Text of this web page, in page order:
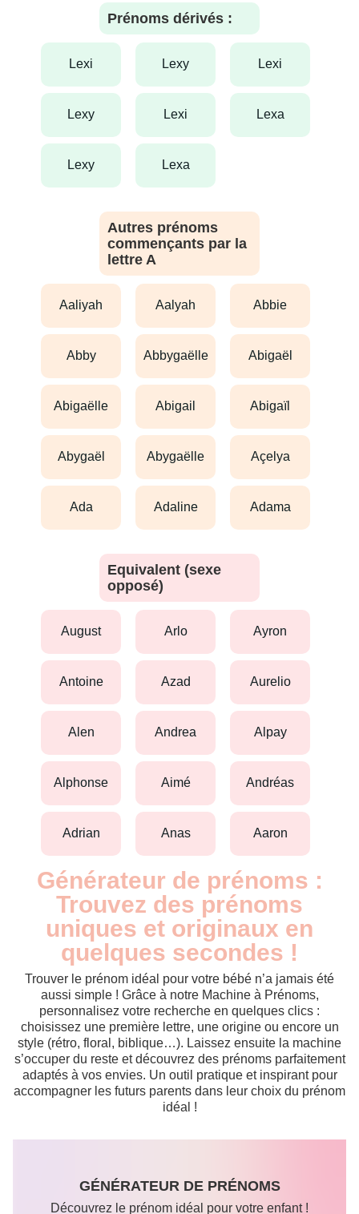
Prénoms dérivés :
lexi lexy lexi
lexy lexi lexa
lexy lexa
Autres prénoms
commençants par la
lettre A
aaliyah aalyah abbie
abby abbygaëlle abigaël
abigaëlle abigail abigaïl
abygaël abygaëlle açelya
ada adaline adama
Equivalent (sexe
opposé)
august arlo ayron
antoine azad aurelio
alen andrea alpay
alphonse aimé andréas
adrian anas aaron
Générateur de prénoms :
Trouvez des prénoms
uniques et originaux en
quelques secondes !
Trouver le prénom idéal pour votre bébé n’a jamais été
aussi simple ! Grâce à notre Machine à Prénoms,
personnalisez votre recherche en quelques clics :
choisissez une première lettre, une origine ou encore un
style (rétro, floral, biblique…). Laissez ensuite la machine
s’occuper du reste et découvrez des prénoms parfaitement
adaptés à vos envies. Un outil pratique et inspirant pour
accompagner les futurs parents dans leur choix du prénom
idéal !
GÉNÉRATEUR DE PRÉNOMS
Découvrez le prénom idéal pour votre enfant !